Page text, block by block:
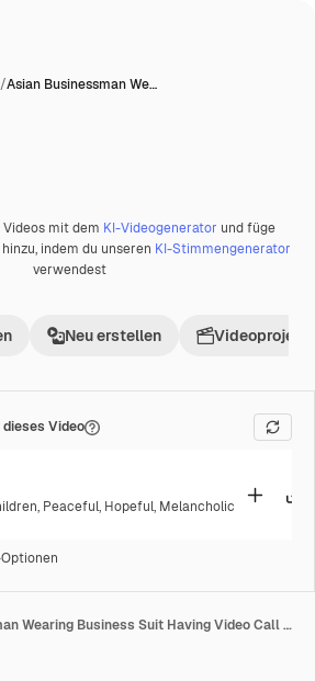
/Asian Businessman We…
mit dem KI-Videogenerator und füge
indem du unseren KI-Stimmengenerator
verwendest
Neu erstellen Videoprojekt
Video
, Peaceful, Hopeful, Melancholic
Asian Businessman Wearing Business Suit Having Video Call With His Colleagues On Computer While Working At Home.